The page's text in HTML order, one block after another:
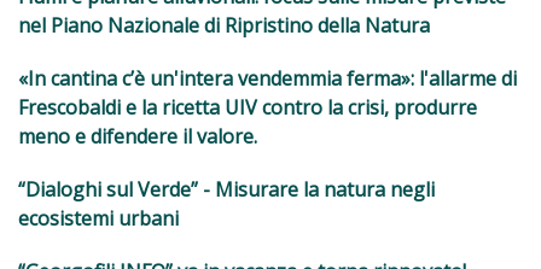
nel Piano Nazionale di Ripristino della Natura
«In cantina c’è un'intera vendemmia ferma»: l'allarme di
Frescobaldi e la ricetta UIV contro la crisi, produrre
meno e difendere il valore.
“Dialoghi sul Verde” - Misurare la natura negli
ecosistemi urbani